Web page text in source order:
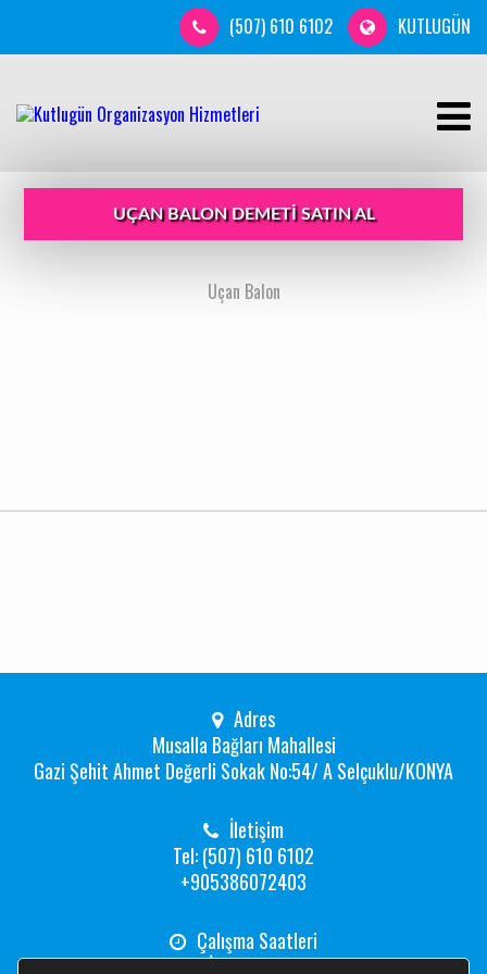
(507) 610 6102 KUTLUGÜN
UÇAN BALON DEMETI SATIN AL
Uçan Balon
Adres
Musalla Bağları Mahallesi
Gazi Şehit Ahmet Değerli Sokak No:54/ A Selçuklu/KONYA
İletişim
Tel: (507) 610 6102
+905386072403
Çalışma Saatleri
Hafta İçi: 08:00 -19:00